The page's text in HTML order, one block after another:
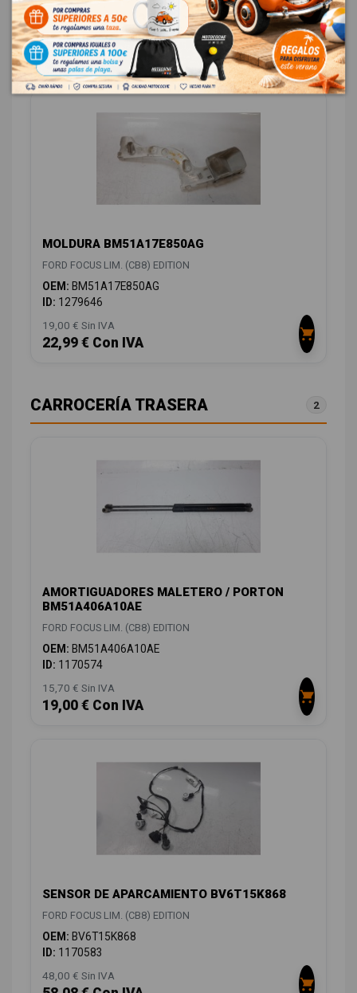
ID:1279645
12,00 € Sin IVA
14,52 € Con IVA
MOLDURA BM51A17E850AG
FORD FOCUS LIM. (CB8) EDITION
OEM: BM51A17E850AG
ID: 1279646
19,00 € Sin IVA
22,99 € Con IVA
CARROCERÍA TRASERA 2
AMORTIGUADORES MALETERO / PORTON
BM51A406A10AE
FORD FOCUS LIM. (CB8) EDITION
OEM: BM51A406A10AE
ID: 1170574
15,70 € Sin IVA
19,00 € Con IVA
SENSOR DE APARCAMIENTO BV6T15K868
FORD FOCUS LIM. (CB8) EDITION
OEM: BV6T15K868
ID: 1170583
48,00 € Sin IVA